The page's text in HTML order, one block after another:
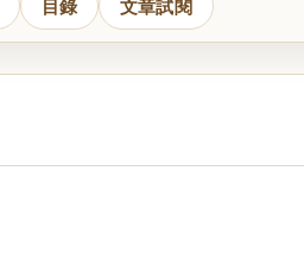
目錄 文章試閱